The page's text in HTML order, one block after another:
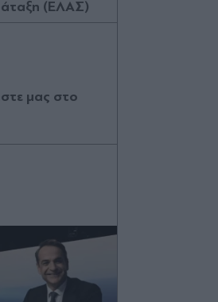
(ΕΛΑΣ)
μας στο